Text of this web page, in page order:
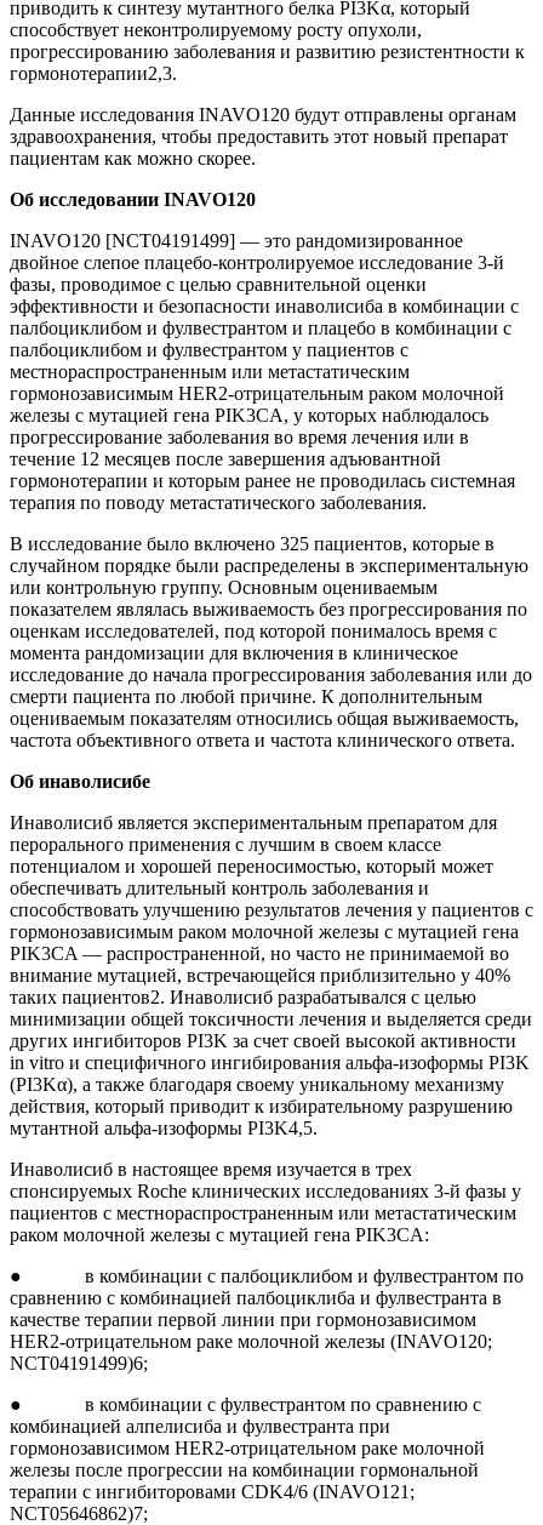
приводить к синтезу мутантного белка PI3Kα, который
способствует неконтролируемому росту опухоли,
прогрессированию заболевания и развитию резистентности к
гормонотерапии2,3.
Данные исследования INAVO120 будут отправлены органам
здравоохранения, чтобы предоставить этот новый препарат
пациентам как можно скорее.
Об исследовании INAVO120
INAVO120 [NCT04191499] — это рандомизированное
двойное слепое плацебо-контролируемое исследование 3-й
фазы, проводимое с целью сравнительной оценки
эффективности и безопасности инаволисиба в комбинации с
палбоциклибом и фулвестрантом и плацебо в комбинации с
палбоциклибом и фулвестрантом у пациентов с
местнораспространенным или метастатическим
гормонозависимым HER2-отрицательным раком молочной
железы с мутацией гена PIK3CA, у которых наблюдалось
прогрессирование заболевания во время лечения или в
течение 12 месяцев после завершения адъювантной
гормонотерапии и которым ранее не проводилась системная
терапия по поводу метастатического заболевания.
В исследование было включено 325 пациентов, которые в
случайном порядке были распределены в экспериментальную
или контрольную группу. Основным оцениваемым
показателем являлась выживаемость без прогрессирования по
оценкам исследователей, под которой понималось время с
момента рандомизации для включения в клиническое
исследование до начала прогрессирования заболевания или до
смерти пациента по любой причине. К дополнительным
оцениваемым показателям относились общая выживаемость,
частота объективного ответа и частота клинического ответа.
Об инаволисибе
Инаволисиб является экспериментальным препаратом для
перорального применения с лучшим в своем классе
потенциалом и хорошей переносимостью, который может
обеспечивать длительный контроль заболевания и
способствовать улучшению результатов лечения у пациентов с
гормонозависимым раком молочной железы с мутацией гена
PIK3CA — распространенной, но часто не принимаемой во
внимание мутацией, встречающейся приблизительно у 40%
таких пациентов2. Инаволисиб разрабатывался с целью
минимизации общей токсичности лечения и выделяется среди
других ингибиторов PI3K за счет своей высокой активности
in vitro и специфичного ингибирования альфа-изоформы PI3K
(PI3Kα), а также благодаря своему уникальному механизму
действия, который приводит к избирательному разрушению
мутантной альфа-изоформы PI3K4,5.
Инаволисиб в настоящее время изучается в трех
спонсируемых Roche клинических исследованиях 3-й фазы у
пациентов с местнораспространенным или метастатическим
раком молочной железы с мутацией гена PIK3CA:
● в комбинации с палбоциклибом и фулвестрантом по
сравнению с комбинацией палбоциклиба и фулвестранта в
качестве терапии первой линии при гормонозависимом
HER2-отрицательном раке молочной железы (INAVO120;
NCT04191499)6;
● в комбинации с фулвестрантом по сравнению с
комбинацией алпелисиба и фулвестранта при
гормонозависимом HER2-отрицательном раке молочной
железы после прогрессии на комбинации гормональной
терапии с ингибиторовами CDK4/6 (INAVO121;
NCT05646862)7;